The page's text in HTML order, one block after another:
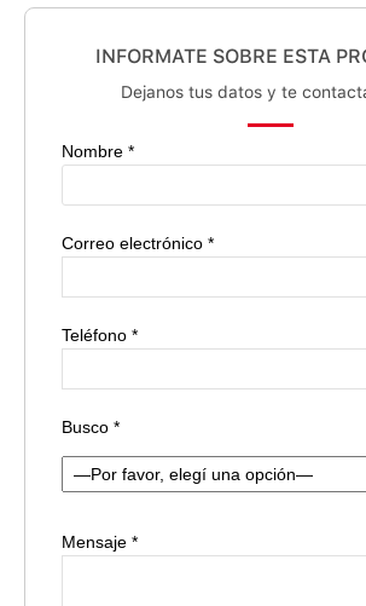
INFORMATE SOBRE ESTA
Dejanos tus datos y te
Nombre *
Correo electrónico *
Teléfono *
Busco *
Mensaje *